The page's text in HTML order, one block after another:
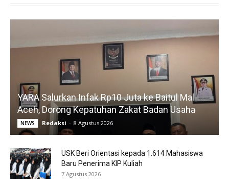
YARA Salurkan Infak Rp10 Juta ke Baitul Mal
Aceh, Dorong Kepatuhan Zakat Badan Usaha
NEWS Redaksi - 8 Agustus 2026
USK Beri Orientasi kepada 1.614 Mahasiswa
Baru Penerima KIP Kuliah
7 Agustus 2026